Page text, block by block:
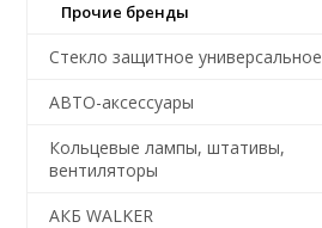
Прочие бренды
Стекло защитное универсальное
АВТО-аксессуары
Кольцевые лампы, штативы,
вентиляторы
АКБ WALKER